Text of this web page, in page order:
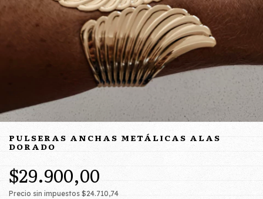
PULSERAS ANCHAS METÁLICAS ALAS
DORADO
$29.900,00
Precio sin impuestos $24.710,74